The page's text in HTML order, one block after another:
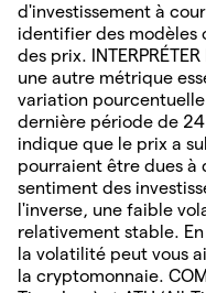
d'investissement à
identifier des modèles
des prix.
une autre métrique
variation
dernière période de
indique que le prix a
pourraient être dues à
sentiment des
l'inverse, une faible
relativement stable.
la volatilité peut vous
la cryptomonnaie.